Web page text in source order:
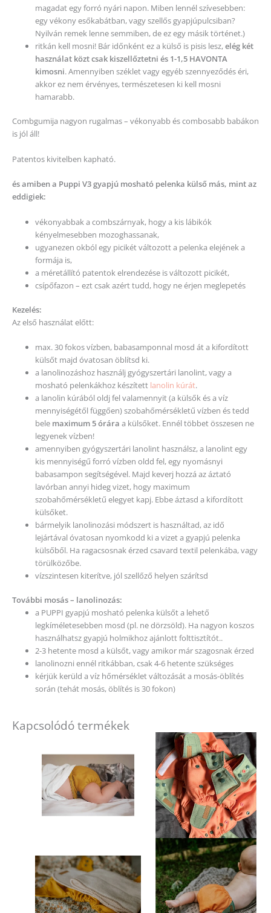
magadat egy forró nyári napon. Miben lennél szívesebben:
egy vékony esőkabátban, vagy szellős gyapjúpulcsiban?
Nyilván remek lenne semmiben, de ez egy másik történet.)
ritkán kell mosni! Bár időnként ez a külső is pisis lesz,elég két
használat közt csak kiszellőztetni és 1-1,5 HAVONTA
kimosni. Amennyiben széklet vagy egyéb szennyeződés éri,
akkor ez nem érvényes, természetesen ki kell mosni
hamarabb.
Combgumija nagyon rugalmas – vékonyabb és combosabb babákon
is jól áll!
Patentos kivitelben kapható.
és amiben a Puppi V3 gyapjú mosható pelenka külső más, mint az
eddigiek:
vékonyabbak a combszárnyak, hogy a kis lábikók
kényelmesebben mozoghassanak,
ugyanezen okból egy picikét változott a pelenka elejének a
formája is,
a méretállító patentok elrendezése is változott picikét,
csípőfazon – ezt csak azért tudd, hogy ne érjen meglepetés
Kezelés:
Az első használat előtt:
max. 30 fokos vízben, babasamponnal mosd át a kifordított
külsőt majd óvatosan öblítsd ki.
a lanolinozáshoz használj gyógyszertári lanolint, vagy a
mosható pelenkákhoz készített lanolin kúrát.
a lanolin kúrából oldj fel valamennyit (a külsők és a víz
mennyiségétől függően) szobahőmérsékletű vízben és tedd
bele maximum 5 órára a külsőket. Ennél többet összesen ne
legyenek vízben!
amennyiben gyógyszertári lanolint használsz, a lanolint egy
kis mennyiségű forró vízben oldd fel, egy nyomásnyi
babasampon segítségével. Majd keverj hozzá az áztató
lavórban annyi hideg vizet, hogy maximum
szobahőmérsékletű elegyet kapj. Ebbe áztasd a kifordított
külsőket.
bármelyik lanolinozási módszert is használtad, az idő
lejártával óvatosan nyomkodd ki a vizet a gyapjú pelenka
külsőből. Ha ragacsosnak érzed csavard textil pelenkába, vagy
törülközőbe.
vízszintesen kiterítve, jól szellőző helyen szárítsd
További mosás – lanolinozás:
a PUPPI gyapjú mosható pelenka külsőt a lehető
legkíméletesebben mosd (pl. ne dörzsöld). Ha nagyon koszos
használhatsz gyapjú holmikhoz ajánlott folttisztítót..
2-3 hetente mosd a külsőt, vagy amikor már szagosnak érzed
lanolinozni ennél ritkábban, csak 4-6 hetente szükséges
kérjük kerüld a víz hőmérséklet változását a mosás-öblítés
során (tehát mosás, öblítés is 30 fokon)
Kapcsolódó termékek